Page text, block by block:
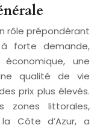
rôle prépondérant
forte demande,
une
qualité de vie
prix plus élevés.
zones littorales,
Côte d’Azur, a